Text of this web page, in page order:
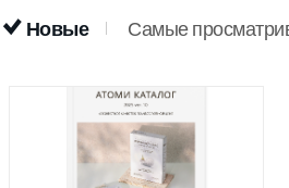
Новые Самые